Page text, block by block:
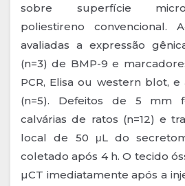
sobre superfície
poliestireno convencional.
avaliadas a expressão
(n=3) de BMP-9 e
PCR, Elisa ou western blot,
(n=5). Defeitos de 5 mm
calvárias de ratos (n=12) e
local de 50 μL do
coletado após 4 h. O tecido
µCT imediatamente após a